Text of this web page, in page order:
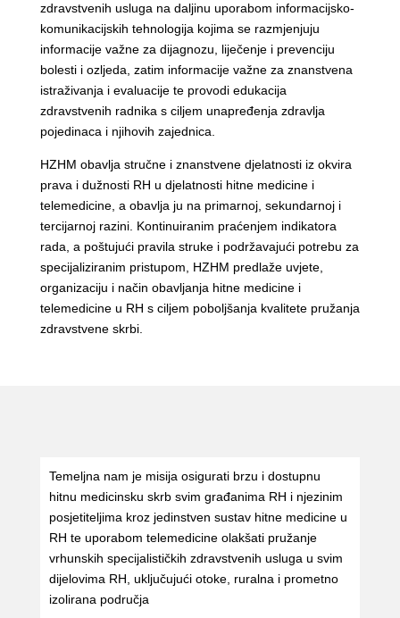
zdravstvenih usluga na daljinu uporabom informacijsko-
komunikacijskih tehnologija kojima se razmjenjuju
informacije važne za dijagnozu, liječenje i prevenciju
bolesti i ozljeda, zatim informacije važne za znanstvena
istraživanja i evaluacije te provodi edukacija
zdravstvenih radnika s ciljem unapređenja zdravlja
pojedinaca i njihovih zajednica.
HZHM obavlja stručne i znanstvene djelatnosti iz okvira
prava i dužnosti RH u djelatnosti hitne medicine i
telemedicine, a obavlja ju na primarnoj, sekundarnoj i
tercijarnoj razini. Kontinuiranim praćenjem indikatora
rada, a poštujući pravila struke i podržavajući potrebu za
specijaliziranim pristupom, HZHM predlaže uvjete,
organizaciju i način obavljanja hitne medicine i
telemedicine u RH s ciljem poboljšanja kvalitete pružanja
zdravstvene skrbi.
Temeljna nam je misija osigurati brzu i dostupnu
hitnu medicinsku skrb svim građanima RH i njezinim
posjetiteljima kroz jedinstven sustav hitne medicine u
RH te uporabom telemedicine olakšati pružanje
vrhunskih specijalističkih zdravstvenih usluga u svim
dijelovima RH, uključujući otoke, ruralna i prometno
izolirana područja